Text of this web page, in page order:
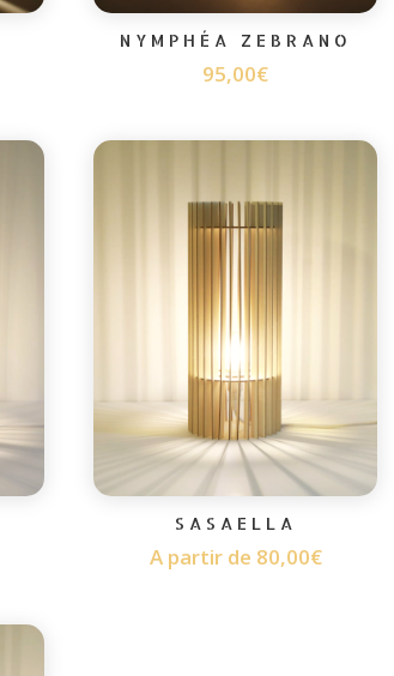
NYMPHÉA ZEBRANO
95,00€
SASAELLA
A partir de 80,00€